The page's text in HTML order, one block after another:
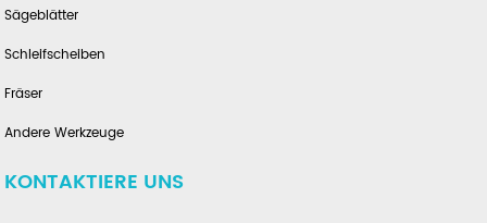
Sägeblätter
Schleifscheiben
Fräser
Andere Werkzeuge
KONTAKTIERE UNS